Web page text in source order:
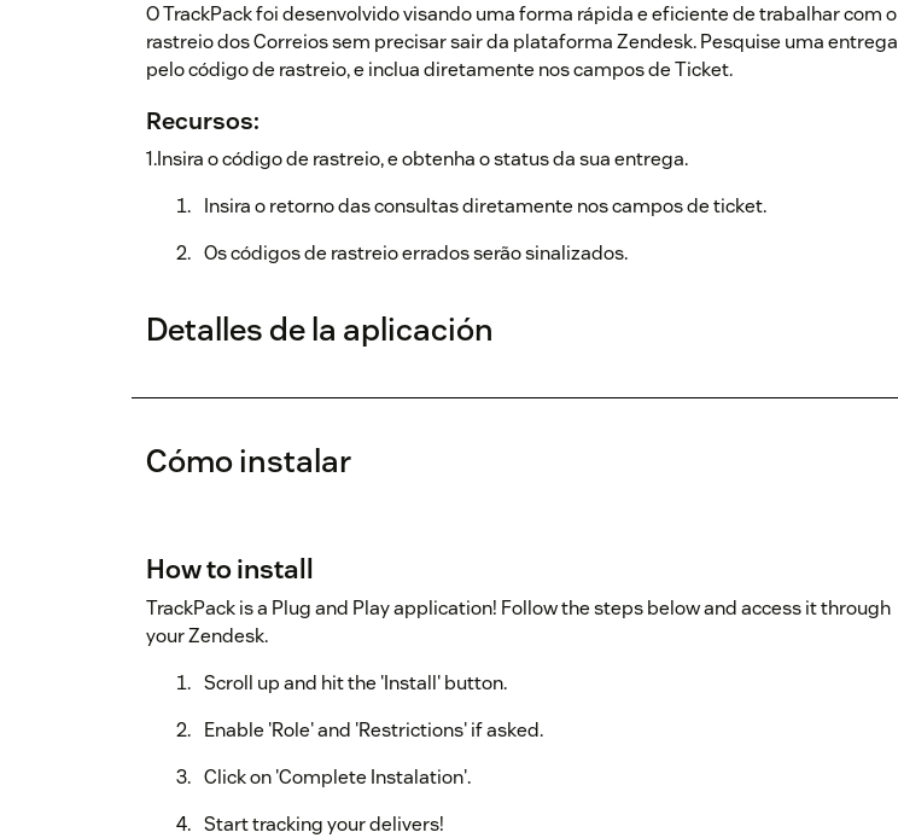
O TrackPack foi desenvolvido visando uma forma rápida e eficiente de trabalhar com o
rastreio dos Correios sem precisar sair da plataforma Zendesk. Pesquise uma entrega
pelo código de rastreio, e inclua diretamente nos campos de Ticket.
Recursos:
1.Insira o código de rastreio, e obtenha o status da sua entrega.
Insira o retorno das consultas diretamente nos campos de ticket.
Os códigos de rastreio errados serão sinalizados.
Detalles de la aplicación
Cómo instalar
How to install
TrackPack is a Plug and Play application! Follow the steps below and access it through
your Zendesk.
Scroll up and hit the 'Install' button.
Enable 'Role' and 'Restrictions' if asked.
Click on 'Complete Instalation'.
Start tracking your delivers!